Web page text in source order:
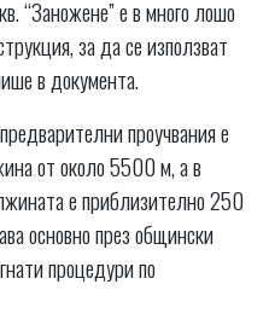
“Заножене” е в много лошо
за да се използват
в документа.
проучвания е
от около 5500 м, а в
е приблизително 250
основно през общински
процедури по